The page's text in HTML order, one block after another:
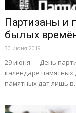
Партизаны и
былых
30 июня 2019
29 июня — День
календаре памятных
памятных дат лишь